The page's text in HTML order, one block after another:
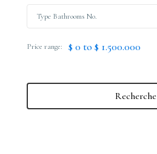
Price range: $ 0 to $ 1.500.000
Recherche